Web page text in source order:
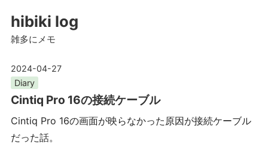
hibiki log
雑多にメモ
2024-04-27
Diary
Cintiq Pro 16の接続ケーブル
Cintiq Pro 16の画面が映らなかった原因が接続ケーブル
だった話。